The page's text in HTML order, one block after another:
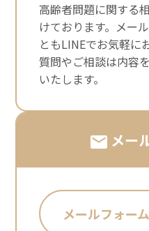
高齢者問題に関する
けております。メー
ともLINEでお気軽に
質問やご相談は内容
いたします。
メー
メールフォー